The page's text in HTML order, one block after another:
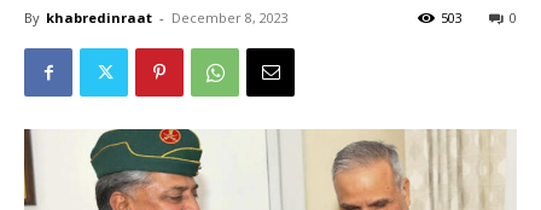
By khabredinraat - December 8, 2023 0
503